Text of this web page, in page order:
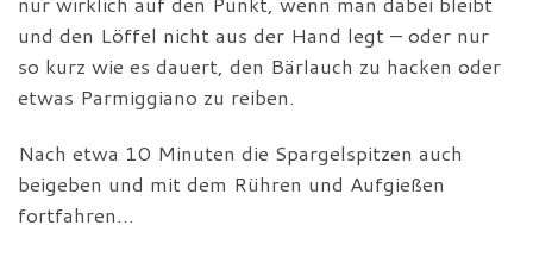
und den Löffel nicht aus der Hand legt – oder nur
so kurz wie es dauert, den Bärlauch zu hacken oder
etwas Parmiggiano zu reiben.
Nach etwa 10 Minuten die Spargelspitzen auch
beigeben und mit dem Rühren und Aufgießen
fortfahren…